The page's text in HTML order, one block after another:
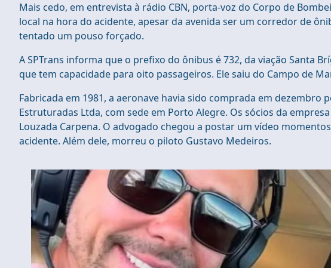
Mais cedo, em entrevista à rádio CBN, porta-voz do Corpo de
local na hora do acidente, apesar da avenida ser um corredor de
tentado um pouso forçado.
A SPTrans informa que o prefixo do ônibus é 732, da viação Santa
que tem capacidade para oito passageiros. Ele saiu do Campo de
Fabricada em 1981, a aeronave havia sido comprada em dezembro
Estruturadas Ltda, com sede em Porto Alegre. Os sócios da
Louzada Carpena. O advogado chegou a postar um vídeo
acidente. Além dele, morreu o piloto Gustavo Medeiros.